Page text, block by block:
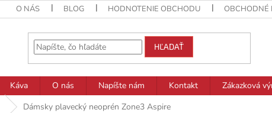
O NÁS BLOG HODNOTENIE OBCHODU OBCHODNÉ
HĽADAŤ
Káva O nás Napíšte nám Kontakt
Zákazková
Dámsky plavecký neoprén Zone3 Aspire